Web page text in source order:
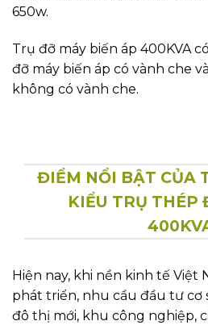
650w.
Trụ đỡ máy biến áp 400KVA
đỡ máy biến áp có vành che
không có vành che.
ĐIỂM NỔI BẬT CỦA
KIỂU TRỤ THÉP
Hiện nay, khi nền kinh tế Việt
phát triển, nhu cầu đầu tư cơ
đô thị mới, khu công nghiệp,